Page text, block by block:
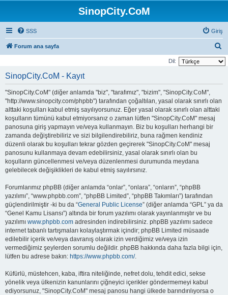
SinopCity.CoM
SSS Giriş
Forum ana sayfa
r
Dil:
SinopCity.CoM - Kayıt
"SinopCity.CoM" (diğer anlamda "biz", "tarafımız", "bizim", "SinopCity.CoM",
"http://www.sinopcity.com/phpbb") tarafından çoğaltılan, yasal olarak sınırlı olan
alttaki koşulları kabul etmiş sayılıyorsunuz. Eğer yasal olarak sınırlı olan alttaki
koşulların tümünü kabul etmiyorsanız o zaman lütfen "SinopCity.CoM" mesaj
panosuna giriş yapmayın ve/veya kullanmayın. Biz bu koşulları herhangi bir
zamanda değiştirebiliriz ve sizi bilgilendirebiliriz, buna rağmen kendiniz
düzenli olarak bu koşulları tekrar gözden geçirerek "SinopCity.CoM" mesaj
panosunu kullanmaya devam edebilirsiniz, yasal olarak sınırlı olan bu
koşulların güncellenmesi ve/veya düzenlenmesi durumunda meydana
gelebilecek değişiklikleri de kabul etmiş sayılırsınız.
Forumlarımız phpBB (diğer anlamda “onlar”, “onlara”, “onların”, “phpBB
yazılımı”, “www.phpbb.com”, “phpBB Limited”, “phpBB Takımları”) tarafından
güçlendirilmiştir -ki bu da “General Public License” (diğer anlamda “GPL” ya da
“Genel Kamu Lisansı”) altında bir forum yazılımı olarak yayınlanmıştır ve bu
yazılımı www.phpbb.com adresinden indirebilirsiniz. phpBB yazılımı sadece
internet tabanlı tartışmaları kolaylaştırmak içindir; phpBB Limited müsaade
edilebilir içerik ve/veya davranış olarak izin verdiğimiz ve/veya izin
vermediğimiz şeylerden sorumlu değildir. phpBB hakkında daha fazla bilgi için,
lütfen bu adrese bakın: https://www.phpbb.com/.
Küfürlü, müstehcen, kaba, iftira niteliğinde, nefret dolu, tehdit edici, sekse
yönelik veya ülkenizin kanunlarını çiğneyici içerikler göndermemeyi kabul
ediyorsunuz, "SinopCity.CoM" mesaj panosu hangi ülkede barındırılıyorsa o